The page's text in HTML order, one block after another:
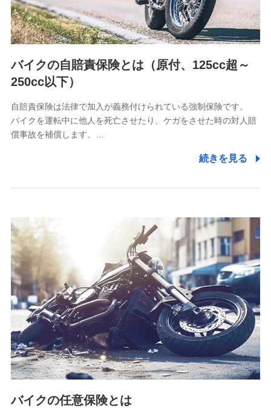
マニュライフ生命保険株式会社
（https://www.manulife.co.jp/）
三井住友海上あいおい生命保険株式会社
メットライフ生命株式会社
(https://www.metlife.co.jp/)
メディケア生命保険株式会社
（https://www.medicarelife.com/）
■少額短期保険
SBIリスタ少額短期保険会社
(https://www.jishin.co.jp/)
スマートプラス少額短期保険株式会社
（https://www.smartplus-insurance.com/）
チューリッヒ少額短期保険株式会社
(https://www.zurichssi.co.jp/)
Tokio Marine X少額短期保険株式会社
(https://www.tokiomarine-x.co.jp/)
ペットメディカルサポート株式会社
(https://pshoken.co.jp/)
リトルファミリー少額短期保険株式会社
(https://www.littlefamily-ssi.com/)
2.共同募集を行う代理店から受領する個人情報
バイクの自賠責保険とは（原付、125cc超～
250cc以下）
自賠責保険は法律で加入が義務付けられている強制保険です。
バイクを運転中に他人を死亡させたり、ケガをさせた時の対人賠
償事故を補償します。…
続きを見る
バイクの任意保険とは